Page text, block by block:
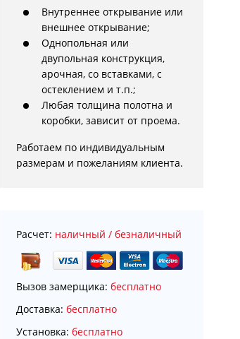
Внутреннее открывание или
внешнее открывание;
Однопольная или
двупольная конструкция,
арочная, со вставками, с
остеклением и т.п.;
Любая толщина полотна и
коробки, зависит от проема.
Работаем по индивидуальным
размерам и пожеланиям клиента.
Расчет: наличный / безналичный
Вызов замерщика: бесплатно
Доставка: бесплатно
Установка: бесплатно